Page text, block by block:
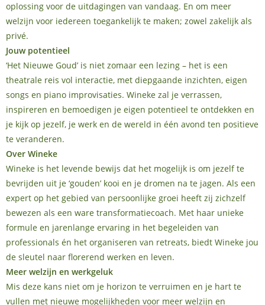
oplossing voor de uitdagingen van vandaag. En om meer
welzijn voor iedereen toegankelijk te maken; zowel zakelijk als
privé.
Jouw potentieel
‘Het Nieuwe Goud’ is niet zomaar een lezing – het is een
theatrale reis vol interactie, met diepgaande inzichten, eigen
songs en piano improvisaties. Wineke zal je verrassen,
inspireren en bemoedigen je eigen potentieel te ontdekken en
je kijk op jezelf, je werk en de wereld in één avond ten positieve
te veranderen.
Over Wineke
Wineke is het levende bewijs dat het mogelijk is om jezelf te
bevrijden uit je ‘gouden’ kooi en je dromen na te jagen. Als een
expert op het gebied van persoonlijke groei heeft zij zichzelf
bewezen als een ware transformatiecoach. Met haar unieke
formule en jarenlange ervaring in het begeleiden van
professionals én het organiseren van retreats, biedt Wineke jou
de sleutel naar florerend werken en leven.
Meer welzijn en werkgeluk
Mis deze kans niet om je horizon te verruimen en je hart te
vullen met nieuwe mogelijkheden voor meer welzijn en